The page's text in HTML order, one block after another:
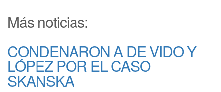
Más noticias:
CONDENARON A DE VIDO Y
LÓPEZ POR EL CASO
SKANSKA